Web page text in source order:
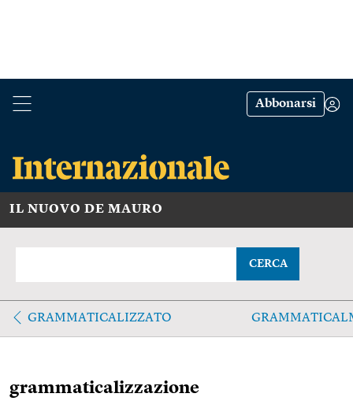
Abbonarsi
IL NUOVO DE MAURO
CERCA
GRAMMATICALIZZATO
grammaticalizzazione